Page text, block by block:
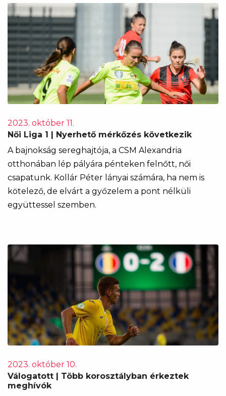
2023. október 11.
Női Liga 1 | Nyerhető mérkőzés következik
A bajnokság sereghajtója, a CSM Alexandria
otthonában lép pályára pénteken felnőtt, női
csapatunk. Kollár Péter lányai számára, ha nem is
kötelező, de elvárt a győzelem a pont nélküli
együttessel szemben.
2023. október 10.
Válogatott | Több korosztályban érkeztek
meghívók